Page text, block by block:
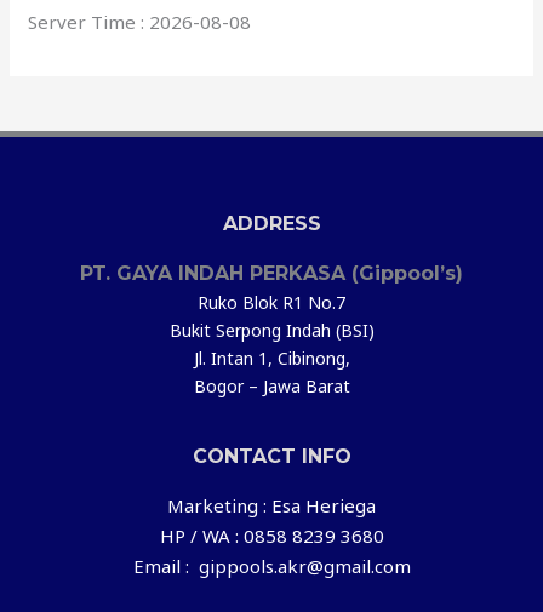
Server Time : 2026-08-08
ADDRESS
PT. GAYA INDAH PERKASA (Gippool’s)
Ruko Blok R1 No.7
Bukit Serpong Indah (BSI)
Jl. Intan 1, Cibinong,
Bogor – Jawa Barat
CONTACT INFO
Marketing : Esa Heriega
HP / WA : 0858 8239 3680
Email : gippools.akr@gmail.com